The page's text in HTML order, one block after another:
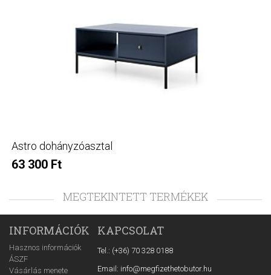
Astro dohányzóasztal
63 300 Ft
MEGTEKINTETT TERMÉKEK
INFORMÁCIÓK
Hasznos információk
ÁSZF
Vásárlás menete
KAPCSOLAT
Tel.: (+36) 70 328 0188
Email: info@megfizethetobutor.hu